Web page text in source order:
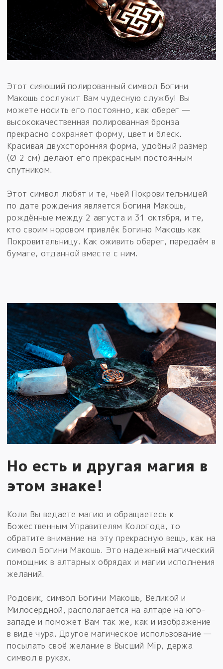
Этот сияющий полированный символ Богини
Макошь сослужит Вам чудесную службу! Вы
можете носить его постоянно, как оберег —
высококачественная полированная бронза
прекрасно сохраняет форму, цвет и блеск.
Красивая двухсторонняя форма, удобный размер
(Ø 2 см) делают его прекрасным постоянным
спутником.
Этот символ любят и те, чьей Покровительницей
по дате рождения является Богиня Макошь,
рождённые между 2 августа и 31 октября, и те,
кто своим норовом привлёк Богиню Макошь как
Покровительницу. Как оживить оберег, передаём в
бумаге, отданной вместе с ним.
Но есть и другая магия в
этом знаке!
Коли Вы ведаете магию и обращаетесь к
Божественным Управителям Кологода, то
обратите внимание на эту прекрасную вещь, как на
символ Богини Макошь. Это надежный магический
помощник в алтарных обрядах и магии исполнения
желаний.
Родовик, символ Богини Макошь, Великой и
Милосердной, располагается на алтаре на юго-
западе и поможет Вам так же, как и изображение
в виде чура. Другое магическое использование —
посылать своё желание в Высший Мiр, держа
символ в руках.